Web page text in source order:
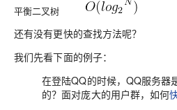
平衡二叉树
还有没有更快的查找方法呢？
我们先看下面的例子：
在登陆QQ的时候，QQ服务器
的？面对庞大的用户群，如何